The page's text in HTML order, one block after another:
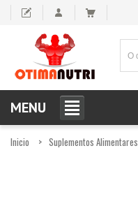
MENU
Inicio Suplementos Alimentares